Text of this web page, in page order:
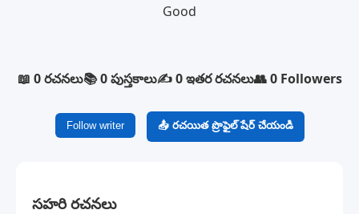
Good
📖 0 రచనలు📚 0 పుస్తకాలు✍️ 0 ఇతర రచనలు👥 0 Followers
Follow writer 📤 రచయిత ప్రొఫైల్ షేర్ చేయండి
సహరి రచనలు